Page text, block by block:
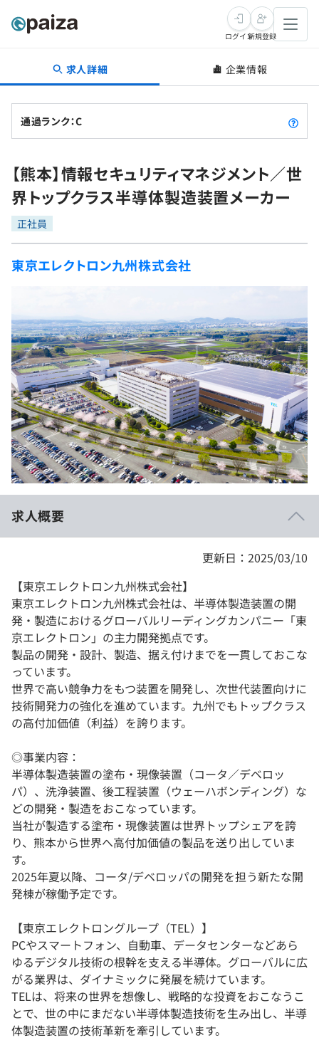
転職・キャリア
転職成功ガイド
転職エージェント
インタビュー
転職成功ガイド
新卒就活
求人検索
本選考
インターン
イベント・セミナー
インタビュー
就活成功ガイド
学習
問題集
ナレッジ
リファレンス
プラン
個人向けプラン
法人向けプラン
契約内容・クーポン
プログラミング言語
評価結果一覧
再チャレンジ結果一覧
ゲーム・マンガ
paiza times
note
ログイン新規登録
求人詳細 企業情報
通過ランク：C
【熊本】情報セキュリティマネジメント／世
界トップクラス半導体製造装置メーカー
正社員
東京エレクトロン九州株式会社
求人概要
更新日：2025/03/10
【東京エレクトロン九州株式会社】
東京エレクトロン九州株式会社は、半導体製造装置の開
発・製造におけるグローバルリーディングカンパニー「東
京エレクトロン」の主力開発拠点です。
製品の開発・設計、製造、据え付けまでを一貫しておこな
っています。
世界で高い競争力をもつ装置を開発し、次世代装置向けに
技術開発力の強化を進めています。九州でもトップクラス
の高付加価値（利益）を誇ります。
◎事業内容：
半導体製造装置の塗布・現像装置（コータ／デベロッ
パ）、洗浄装置、後工程装置（ウェーハボンディング）な
どの開発・製造をおこなっています。
当社が製造する塗布・現像装置は世界トップシェアを誇
り、熊本から世界へ高付加価値の製品を送り出していま
す。
2025年夏以降、コータ/デベロッパの開発を担う新たな開
発棟が稼働予定です。
【東京エレクトロングループ（TEL）】
PCやスマートフォン、自動車、データセンターなどあら
ゆるデジタル技術の根幹を支える半導体。グローバルに広
がる業界は、ダイナミックに発展を続けています。
TELは、将来の世界を想像し、戦略的な投資をおこなうこ
とで、世の中にまだない半導体製造技術を⽣み出し、半導
体製造装置の技術⾰新を牽引しています。